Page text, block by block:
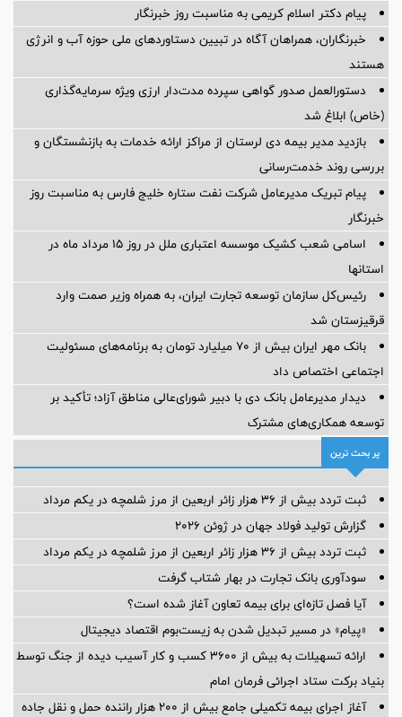
پیام دکتر اسلام کریمی به مناسبت روز خبرنگار
خبرنگاران، همراهان آگاه در تبیین دستاوردهای ملی حوزه آب و انرژی
هستند
دستورالعمل صدور گواهی سپرده مدت‌دار ارزی ویژه سرمایه‌گذاری
(خاص) ابلاغ شد
بازدید مدیر بیمه دی لرستان از مراکز ارائه خدمات به بازنشستگان و
بررسی روند خدمت‌رسانی
پیام تبریک مدیرعامل شرکت نفت ستاره خلیج فارس به مناسبت روز
خبرنگار
اسامی شعب کشیک موسسه اعتباری ملل در روز 15 مرداد ماه در
استانها
رئیس‌کل سازمان توسعه تجارت ایران، به همراه وزیر صمت وارد
قرقیزستان شد
بانک مهر ایران بیش از ۷۰ میلیارد تومان به برنامه‌های مسئولیت
اجتماعی اختصاص داد
دیدار مدیرعامل بانک دی با دبیر شورای‌عالی مناطق آزاد؛ تأکید بر
توسعه همکاری‌های مشترک
پر بحث ترین
ثبت تردد بیش از ۳۶ هزار زائر اربعین از مرز شلمچه در یکم مرداد
گزارش تولید فولاد جهان در ژوئن ۲۰۲۶
ثبت تردد بیش از ۳۶ هزار زائر اربعین از مرز شلمچه در یکم مرداد
سودآوری بانک تجارت در بهار شتاب گرفت
آیا فصل تازه‌ای برای بیمه تعاون آغاز شده است؟
«پیام» در مسیر تبدیل شدن به زیست‌بوم اقتصاد دیجیتال
ارائه تسهیلات به بیش از ۳۶۰۰ کسب و کار آسیب دیده از جنگ توسط
بنیاد برکت ستاد اجرائی فرمان امام
آغاز اجرای بیمه تکمیلی جامع بیش از ۲۰۰ هزار راننده حمل و نقل جاده